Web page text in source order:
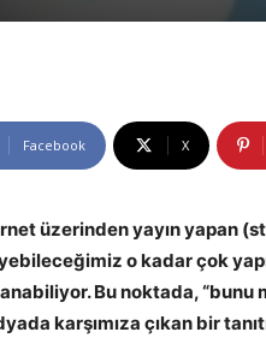
Facebook X
üzerinden yayın yapan
o kadar çok
Bu noktada,
karşımıza çıkan bir